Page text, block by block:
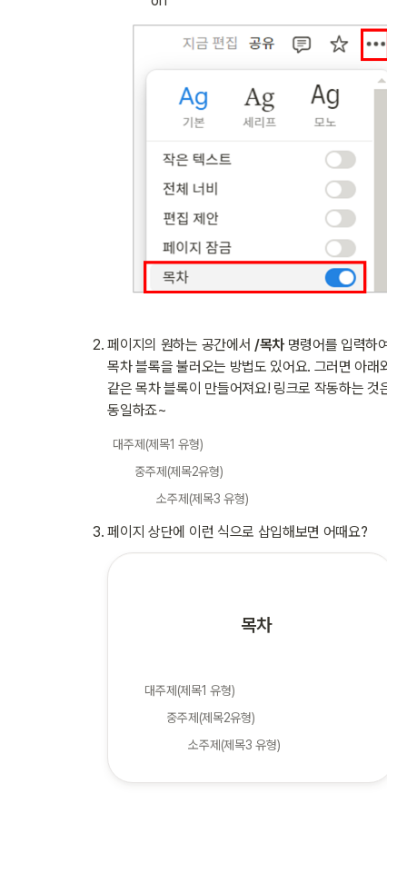
페이지의 원하는 공간에서 /목차 명령어를 입력하여
목차 블록을 불러오는 방법도 있어요. 그러면 아래와
같은 목차 블록이 만들어져요! 링크로 작동하는 것은
동일하죠~
대주제(제목1 유형)
중주제(제목2유형)
소주제(제목3 유형)
페이지 상단에 이런 식으로 삽입해보면 어때요?
목차
대주제(제목1 유형)
중주제(제목2유형)
소주제(제목3 유형)